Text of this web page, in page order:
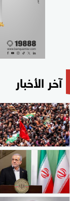
آخر الأخبار